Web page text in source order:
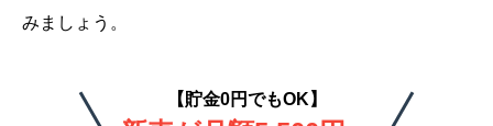
みましょう。
【貯金0円でもOK】